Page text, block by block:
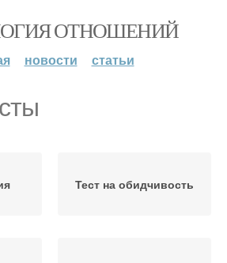
ОТНОШЕНИЙ
новости статьи
Тест на обидчивость